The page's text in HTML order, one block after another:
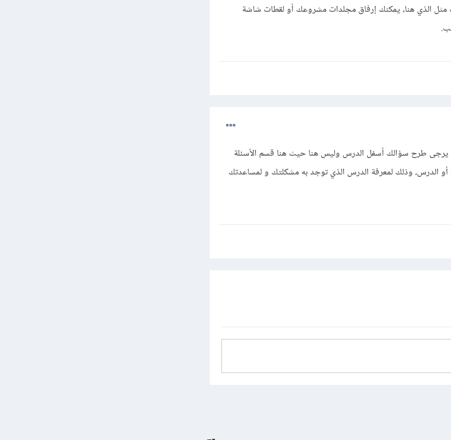
مثل الذي هنا، يمكنك إرفاق مجلدات مشروعك أو لقطات شاشة
طرح سؤالك أسفل الدرس وليس هنا حيث هنا قسم الأسئلة
أو الدرس، وذلك لمعرفة الدرس الذي توجد به مشكلتك و لمساعدتك